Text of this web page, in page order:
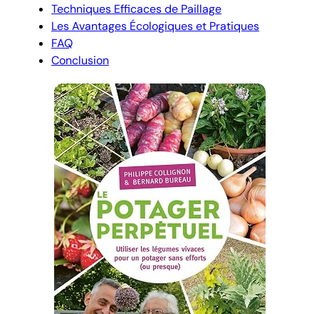
Techniques Efficaces de Paillage
Les Avantages Écologiques et Pratiques
FAQ
Conclusion